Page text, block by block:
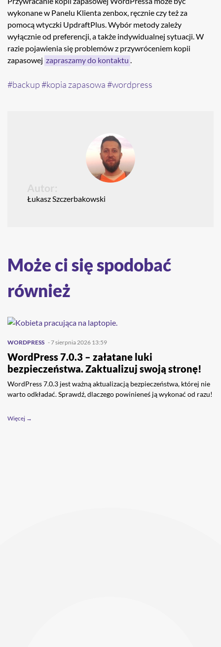
wykonane w Panelu Klienta zenbox, ręcznie czy też za
pomocą wtyczki UpdraftPlus. Wybór metody zależy
wyłącznie od preferencji, a także indywidualnej sytuacji. W
razie pojawienia się problemów z przywróceniem kopii
zapasowej zapraszamy do kontaktu .
backup kopia zapasowa wordpress
Autor:
Łukasz Szczerbakowski
Może ci się spodobać
również
WORDPRESS - 7 sierpnia 2026 13:59
WordPress 7.0.3 – załatane luki
bezpieczeństwa. Zaktualizuj swoją stronę!
WordPress 7.0.3 jest ważną aktualizacją bezpieczeństwa, której nie
warto odkładać. Sprawdź, dlaczego powinieneś ją wykonać od razu!
Więcej →